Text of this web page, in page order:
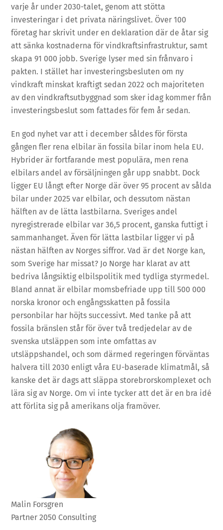
varje år under 2030-talet, genom att stötta
investeringar i det privata näringslivet. Över 100
företag har skrivit under en deklaration där de åtar sig
att sänka kostnaderna för vindkraftsinfrastruktur, samt
skapa 91 000 jobb. Sverige lyser med sin frånvaro i
pakten. I stället har investeringsbesluten om ny
vindkraft minskat kraftigt sedan 2022 och majoriteten
av den vindkraftsutbyggnad som sker idag kommer från
investeringsbeslut som fattades för fem år sedan.
En god nyhet var att i december såldes för första
gången fler rena elbilar än fossila bilar inom hela EU.
Hybrider är fortfarande mest populära, men rena
elbilars andel av försäljningen går upp snabbt. Dock
ligger EU långt efter Norge där över 95 procent av sålda
bilar under 2025 var elbilar, och dessutom nästan
hälften av de lätta lastbilarna. Sveriges andel
nyregistrerade elbilar var 36,5 procent, ganska futtigt i
sammanhanget. Även för lätta lastbilar ligger vi på
nästan hälften av Norges siffror. Vad är det Norge kan,
som Sverige har missat? Jo Norge har klarat av att
bedriva långsiktig elbilspolitik med tydliga styrmedel.
Bland annat är elbilar momsbefriade upp till 500 000
norska kronor och engångsskatten på fossila
personbilar har höjts successivt. Med tanke på att
fossila bränslen står för över två tredjedelar av de
svenska utsläppen som inte omfattas av
utsläppshandel, och som därmed regeringen förväntas
halvera till 2030 enligt våra EU-baserade klimatmål, så
kanske det är dags att släppa storebrorskomplexet och
lära sig av Norge. Om vi inte tycker att det är en bra idé
att förlita sig på amerikans olja framöver.
Malin Forsgren
Partner 2050 Consulting